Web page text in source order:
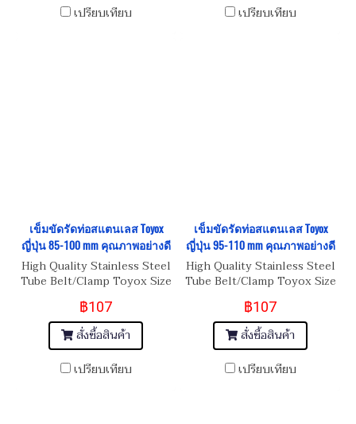
เปรียบเทียบ
เปรียบเทียบ
เข็มขัดรัดท่อสแตนเลส Toyox
ญี่ปุ่น 85-100 mm คุณภาพอย่างดี
High Quality Stainless Steel
Tube Belt/Clamp Toyox Size
85-100 mm
฿107
สั่งซื้อสินค้า
เปรียบเทียบ
เข็มขัดรัดท่อสแตนเลส Toyox
ญี่ปุ่น 95-110 mm คุณภาพอย่างดี
High Quality Stainless Steel
Tube Belt/Clamp Toyox Size
95-110 mm
฿107
สั่งซื้อสินค้า
เปรียบเทียบ